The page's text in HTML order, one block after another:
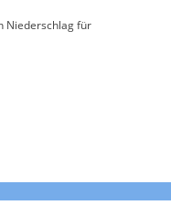
Niederschlag für